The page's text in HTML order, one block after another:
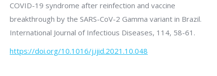
COVID-19 syndrome after reinfection and vaccine
breakthrough by the SARS-CoV-2 Gamma variant in Brazil.
International Journal of Infectious Diseases, 114, 58-61.
https://doi.org/10.1016/j.ijid.2021.10.048